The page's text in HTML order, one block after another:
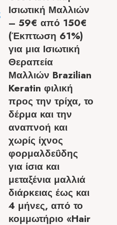
Ισιωτική Μαλλιών
– 59€ από 150€
(Έκπτωση 61%)
για μια Ισιωτική
Θεραπεία
Μαλλιών Brazilian
Keratin φιλική
προς την τρίχα, το
δέρμα και την
αναπνοή και
χωρίς ίχνος
φορμαλδεΰδης
για ίσια και
μεταξένια μαλλιά
διάρκειας έως και
4 μήνες, από το
κομμωτήριο «Hair